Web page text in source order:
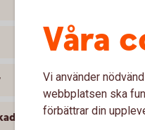
Våra
Vi använder
webbplatsen ska
förbättrar din